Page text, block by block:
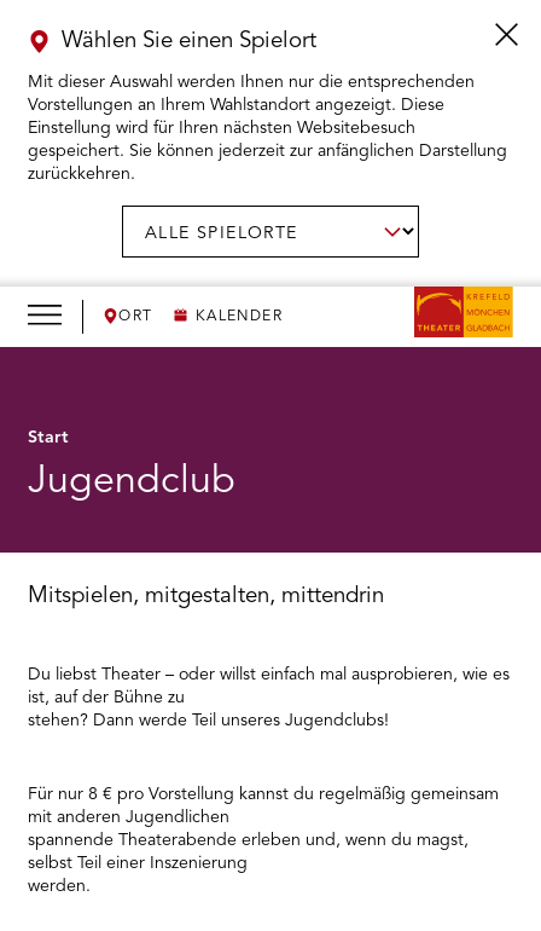
ORT KALENDER
Wählen Sie einen Spielort
Mit dieser Auswahl werden Ihnen nur die entsprechenden
Vorstellungen an Ihrem Wahlstandort angezeigt. Diese
Einstellung wird für Ihren nächsten Websitebesuch
gespeichert. Sie können jederzeit zur anfänglichen Darstellung
zurückkehren.
KARTENKAUF ÖFFNEN
WIR ÖFFNEN
DAS THEATER ÖFFNEN
THEATERPÄDAGOGIK ÖFFNEN
Start
Jugendclub
Mitspielen, mitgestalten, mittendrin
Du liebst Theater – oder willst einfach mal ausprobieren, wie es
ist, auf der Bühne zu
stehen? Dann werde Teil unseres Jugendclubs!
Für nur 8 € pro Vorstellung kannst du regelmäßig gemeinsam
mit anderen Jugendlichen
spannende Theaterabende erleben und, wenn du magst,
selbst Teil einer Inszenierung
werden.